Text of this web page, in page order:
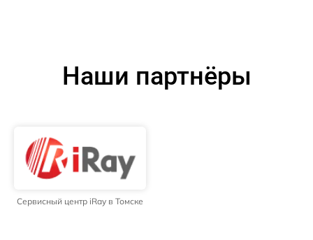
Наши партнёры
Сервисный центр iRay в Томске